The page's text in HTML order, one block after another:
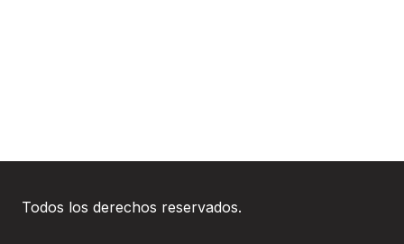
Todos los derechos reservados.